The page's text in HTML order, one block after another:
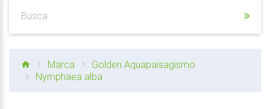
Marca
Golden Aquapaisagismo
Nymphaea alba